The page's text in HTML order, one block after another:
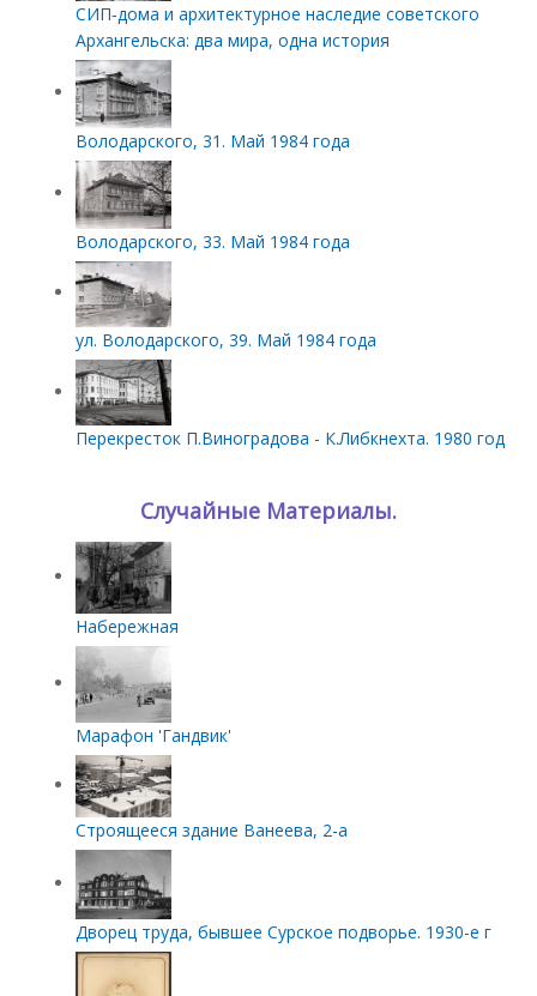
СИП‑дома и архитектурное наследие советского
Архангельска: два мира, одна история
Володарского, 31. Май 1984 года
Володарского, 33. Май 1984 года
ул. Володарского, 39. Май 1984 года
Перекресток П.Виноградова - К.Либкнехта. 1980 год
Случайные Материалы.
Набережная
Марафон 'Гандвик'
Строящееся здание Ванеева, 2-а
Дворец труда, бывшее Сурское подворье. 1930-е г